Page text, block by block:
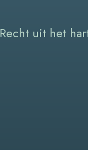
Recht uit het